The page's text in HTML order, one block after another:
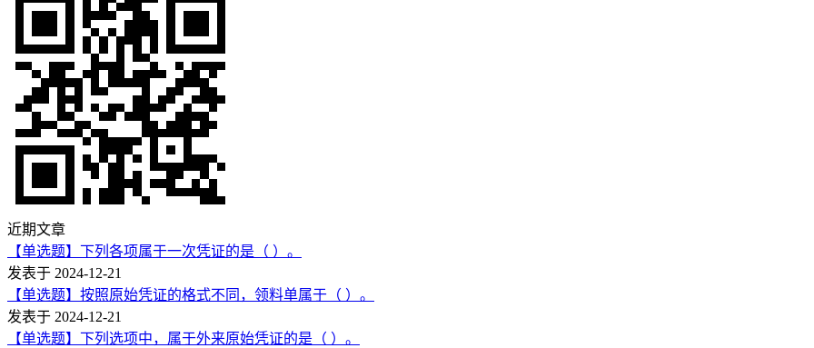
近期文章
【单选题】下列各项属于一次凭证的是（ ）。
发表于 2024-12-21
【单选题】按照原始凭证的格式不同，领料单属于（ ）。
发表于 2024-12-21
【单选题】下列选项中，属于外来原始凭证的是（ ）。